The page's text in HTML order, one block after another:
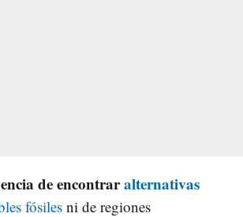
de encontraralternativas
fósiles ni de regiones